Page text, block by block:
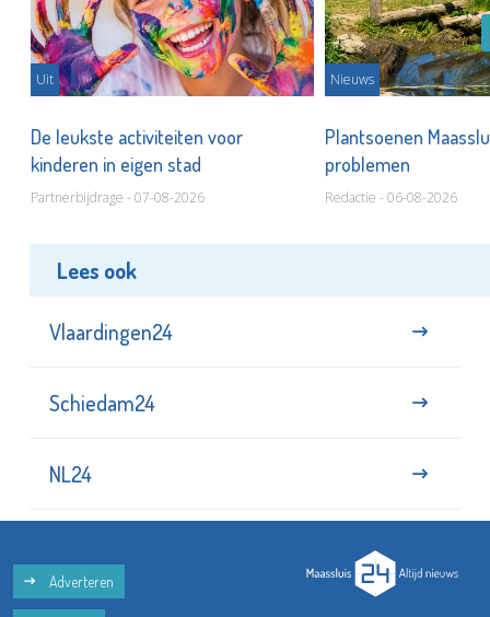
Uit
De leukste activiteiten voor
kinderen in eigen stad
Partnerbijdrage - 07-08-2026
Nieuws
Plantsoenen
problemen
Redactie - 06-08-2026
Lees ook
Vlaardingen24
Schiedam24
NL24
Adverteren